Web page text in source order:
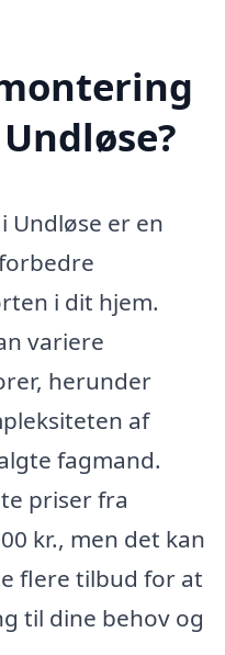
er en
i dit hjem.
variere
herunder
af
fagmand.
priser fra
kr., men det kan
flere tilbud for at
til dine behov og